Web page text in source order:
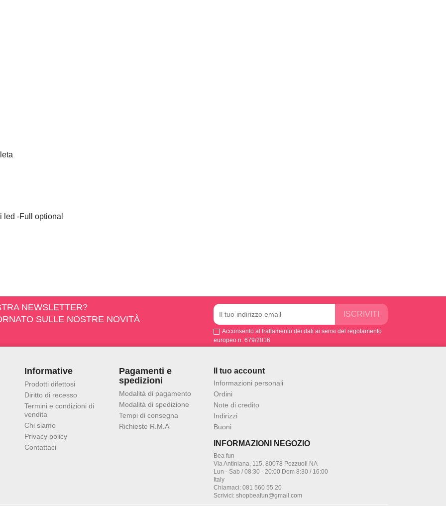
led -Full optional
NEWSLETTER?
SULLE NOSTRE NOVITÀ
Acconsento al trattamento dei dati ai sensi del regolamento
europeo n. 679/2016
Informative
Prodotti difettosi
Diritto di recesso
Termini e condizioni di
vendita
Chi siamo
Privacy policy
Contattaci
Pagamenti e
spedizioni
Modalità di pagamento
Modalità di spedizione
Tempi di consegna
Richieste R.M.A
Il tuo account
Informazioni personali
Ordini
Note di credito
Indirizzi
Buoni
INFORMAZIONI NEGOZIO
Bea fun
Via Antiniana, 115, 80078 Pozzuoli NA
Lun - Sab / 08:30 - 20:00 Dom 8:30 / 16:00
Italy
Chiamaci: 081 560 55 20
Scrivici: shopbeafun@gmail.com